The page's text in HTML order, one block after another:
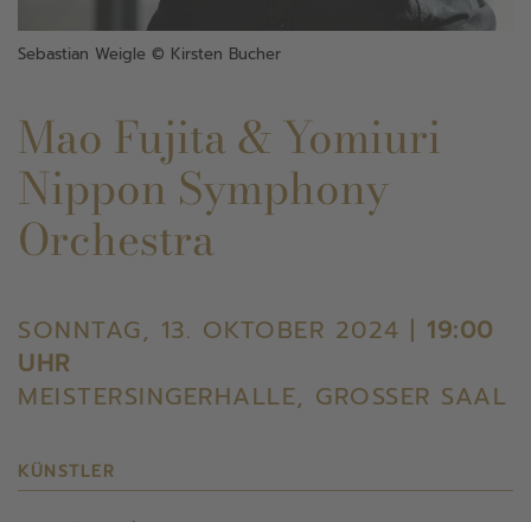
Sebastian Weigle © Kirsten Bucher
Mao Fujita & Yomiuri
Nippon Symphony
Orchestra
SONNTAG, 13. OKTOBER 2024 | 19:00
UHR
MEISTERSINGERHALLE, GROSSER SAAL
KÜNSTLER